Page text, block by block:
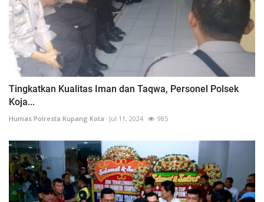
Tingkatkan Kualitas Iman dan Taqwa, Personel Polsek
Koja...
Humas Polresta Kupang Kota Jul 11, 2024 985